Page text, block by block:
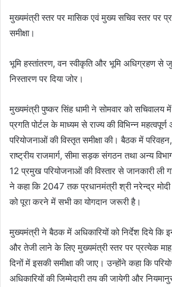
मुख्यमंत्री स्तर पर मासिक एवं मुख्य सचिव स्तर पर
समीक्षा।
भूमि हस्तांतरण, वन स्वीकृति और भूमि अधिग्रहण से
निस्तारण पर दिया जोर।
मुख्यमंत्री पुष्कर सिंह धामी ने सोमवार को सचिवालय
प्रगति पोर्टल के माध्यम से राज्य की विभिन्न
परियोजनाओं की विस्तृत समीक्षा की। बैठक में परिवहन,
राष्ट्रीय राजमार्ग, सीमा सड़क संगठन तथा अन्य
12 प्रमुख परियोजनाओं की विस्तार से जानकारी ली
ने कहा कि 2047 तक प्रधानमंत्री श्री नरेन्द्र
को पूरा करने में सभी का योगदान जरूरी है।
मुख्यमंत्री ने बैठक में अधिकारियों को निर्देश दिये कि
और तेजी लाने के लिए मुख्यमंत्री स्तर पर प्रत्येक
दिनों में इसकी समीक्षा की जाए। उन्होंने कहा कि
अधिकारियों की जिम्मेदारी तय की जायेगी और